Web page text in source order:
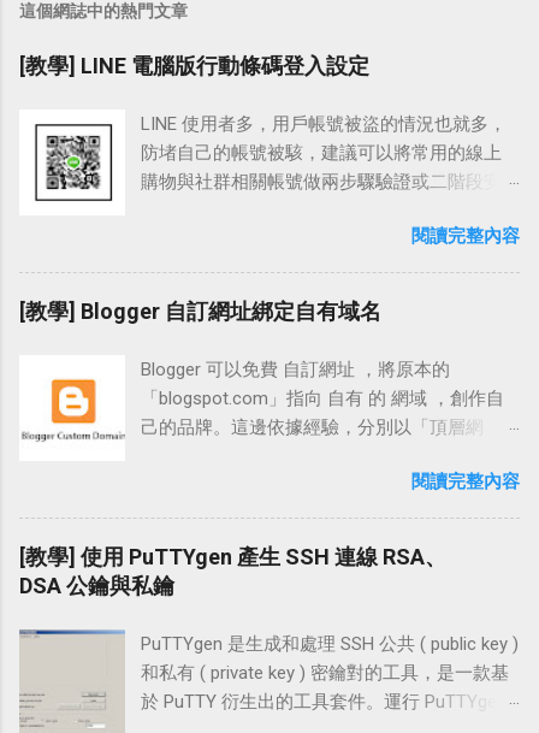
這個網誌中的熱門文章
[教學] LINE 電腦版行動條碼登入設定
LINE 使用者多，用戶帳號被盜的情況也就多，
防堵自己的帳號被駭，建議可以將常用的線上
購物與社群相關帳號做兩步驟驗證或二階段安
Outlook.com、Yahoo、露天、淘寶與這裡要介
紹的 LINE。 LINE 除了支援行動裝置 APP 安裝
外，也可下載電腦桌機版安裝登入。 電腦版 的
LINE 介面支援電子郵件與行動條碼登入，建議
可以使用手機 APP 上便利的「 行動條碼登入
」，在外臨時需要或借用電腦時相當方便，也
可免去電腦中毒或被安插木馬而導致帳號密碼
被竊的風險。 在設定時我們會開啟 LINE APP 中
的「允許自其他裝置登入」，並使用 APP 給的
下就是相關的操作流程。 相關連結 LINE 官方網
站：各型裝置下載連結「 http://line.me/zh-
https://contact.line.me/zh-hant/?
XXXXXXXXXXXXXXXX 」 設置教學 開啟「行動
裝置」上的 LINE APP，在「設置」頁面點擊
閱讀完整內容
[教學] Blogger 自訂網址綁定自有域名
Blogger 可以免費 自訂網址 ，將原本的
「blogspot.com」指向 自有 的 網域 ，創作自
己的品牌。這邊依據經驗，分別以「頂層網
說明；而在「DNS 平台」的設置部份，則以
「Namecheap」做完整的步驟說明。 在
Blogger 綁網址 前，必需要有自己的 網址 才能
做網址綁定的動作，也就是說必需先購買網
址。在購買網址時，除了需觀察 域名 供應商是
否為「 ICANN 」授權認證之外，建議也可挑選
俱備「兩步驟驗證」登入的 網域 供應商做為選
擇，例如：「 Namecheap 」、「 Name.com
」 設置流程 主網域 www 設定 (
閱讀完整內容
[教學] 使用 PuTTYgen 產生 SSH 連線 RSA、
DSA 公鑰與私鑰
PuTTYgen 是生成和處理 SSH 公共 ( public key )
和私有 ( private key ) 密鑰對的工具，是一款基
於 PuTTY 衍生出的工具套件。運行 PuTTYgen